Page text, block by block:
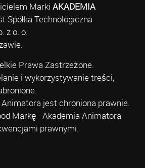
Marki AKADEMIA
Spółka Technologiczna
z o. o.
Prawa Zastrzeżone.
i wykorzystywanie treści,
jest chroniona prawnie.
Markę - Akademia Animatora
prawnymi.